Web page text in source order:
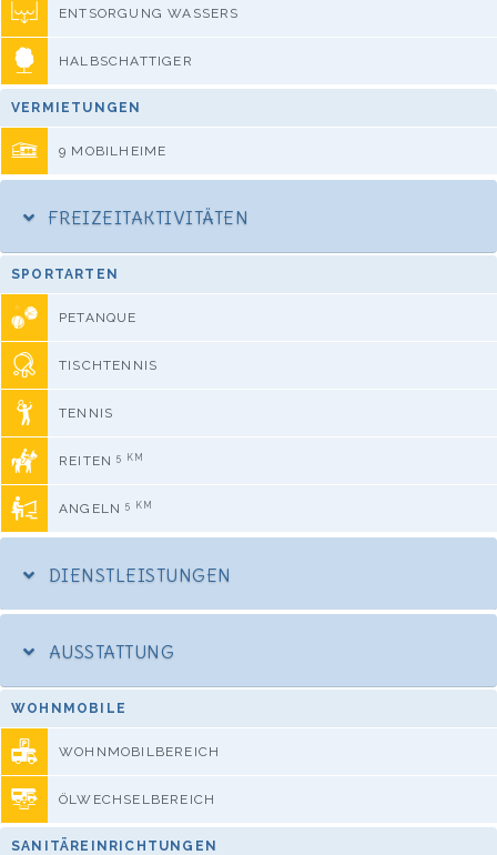
ENTSORGUNG WASSERS
HALBSCHATTIGER
VERMIETUNGEN
9 MOBILHEIME
FREIZEITAKTIVITÄTEN
SPORTARTEN
PETANQUE
TISCHTENNIS
TENNIS
REITEN5 KM
ANGELN5 KM
DIENSTLEISTUNGEN
AUSSTATTUNG
WOHNMOBILE
WOHNMOBILBEREICH
ÖLWECHSELBEREICH
SANITÄREINRICHTUNGEN